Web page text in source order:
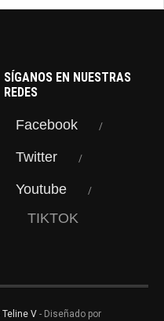
SÍGANOS EN NUESTRAS
REDES
Facebook
Twitter
Youtube
TIKTOK
Teline V - Diseñado por